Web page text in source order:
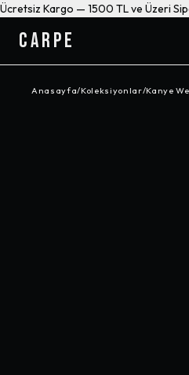
Ücretsiz Kargo — 1500 TL ve Üzeri
CARPE
Anasayfa/Koleksiyonlar/Kanye